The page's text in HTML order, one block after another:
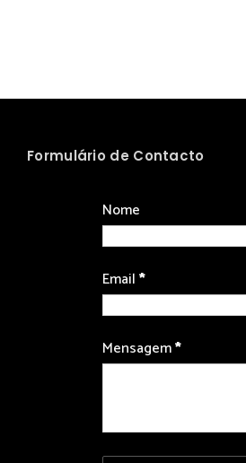
Formulário de Contacto
Nome
Email*
Mensagem*